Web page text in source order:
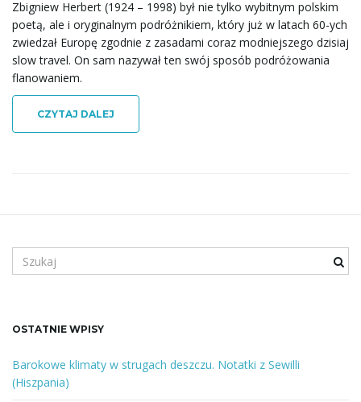
a
g
Zbigniew Herbert (1924 – 1998) był nie tylko wybitnym polskim
poetą, ale i oryginalnym podróżnikiem, który już w latach 60-ych
zwiedzał Europę zgodnie z zasadami coraz modniejszego dzisiaj
slow travel. On sam nazywał ten swój sposób podróżowania
flanowaniem.
CZYTAJ DALEJ
z
a
e
s
ł
OSTATNIE WPISY
Barokowe klimaty w strugach deszczu. Notatki z Sewilli
(Hiszpania)